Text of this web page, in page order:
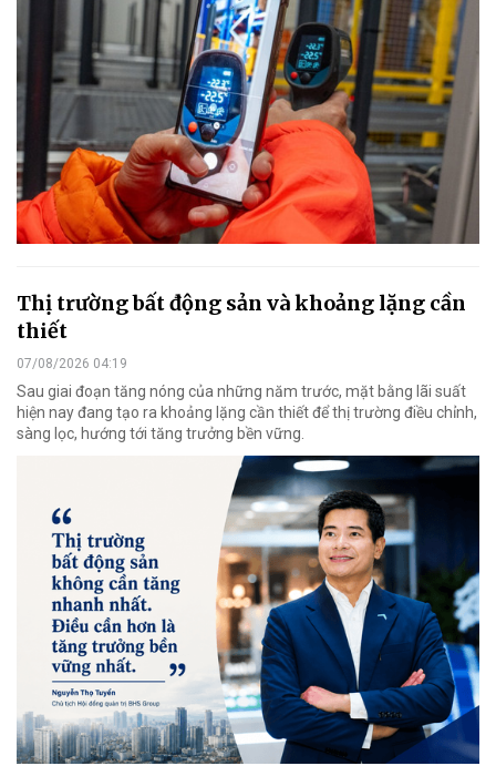
Thị trường bất động sản và khoảng lặng cần
thiết
07/08/2026 04:19
Sau giai đoạn tăng nóng của những năm trước, mặt bằng lãi suất
hiện nay đang tạo ra khoảng lặng cần thiết để thị trường điều chỉnh,
sàng lọc, hướng tới tăng trưởng bền vững.